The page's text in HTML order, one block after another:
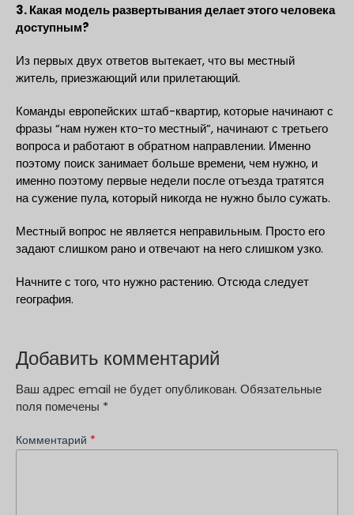
3. Какая модель развертывания делает этого человека
доступным?
Из первых двух ответов вытекает, что вы местный
житель, приезжающий или прилетающий.
Команды европейских штаб-квартир, которые начинают с
фразы “нам нужен кто-то местный”, начинают с третьего
вопроса и работают в обратном направлении. Именно
поэтому поиск занимает больше времени, чем нужно, и
именно поэтому первые недели после отъезда тратятся
на сужение пула, который никогда не нужно было сужать.
Местный вопрос не является неправильным. Просто его
задают слишком рано и отвечают на него слишком узко.
Начните с того, что нужно растению. Отсюда следует
география.
Добавить комментарий
Ваш адрес email не будет опубликован. Обязательные
поля помечены *
Комментарий *